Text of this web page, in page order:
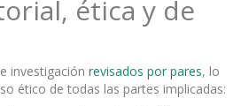
ética y de
investigación revisados por pares, lo
ético de todas las partes implicadas: